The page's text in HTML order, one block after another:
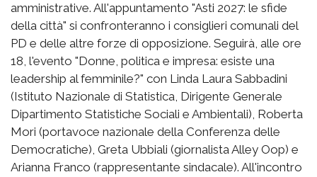
amministrative. All'appuntamento "Asti 2027: le sfide
della città" si confronteranno i consiglieri comunali del
PD e delle altre forze di opposizione. Seguirà, alle ore
18, l'evento "Donne, politica e impresa: esiste una
leadership al femminile?" con Linda Laura Sabbadini
(Istituto Nazionale di Statistica, Dirigente Generale
Dipartimento Statistiche Sociali e Ambientali), Roberta
Mori (portavoce nazionale della Conferenza delle
Democratiche), Greta Ubbiali (giornalista Alley Oop) e
Arianna Franco (rappresentante sindacale). All'incontro